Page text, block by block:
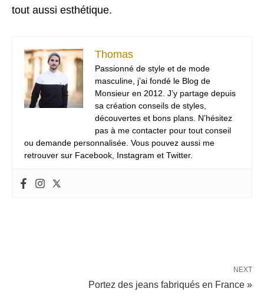
tout aussi esthétique.
Thomas
Passionné de style et de mode
masculine, j’ai fondé le Blog de
Monsieur en 2012. J’y partage depuis
sa création conseils de styles,
découvertes et bons plans. N’hésitez
pas à me contacter pour tout conseil
ou demande personnalisée. Vous pouvez aussi me
retrouver sur Facebook, Instagram et Twitter.
NEXT
Portez des jeans fabriqués en France »